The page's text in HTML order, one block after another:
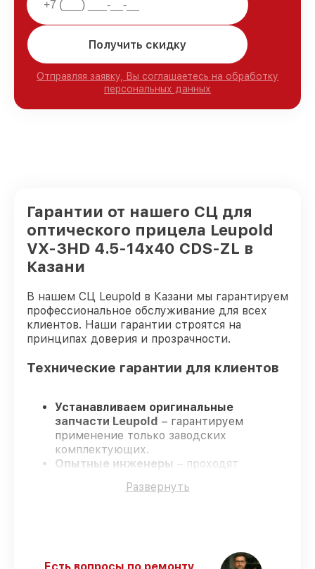
Получить скидку
Отправляя заявку, Вы соглашаетесь на обработку
персональных данных
Гарантии от нашего СЦ для
оптического прицела Leupold
VX-3HD 4.5-14x40 CDS-ZL в
Казани
В нашем СЦ Leupold в Казани мы гарантируем
профессиональное обслуживание для всех
клиентов. Наши гарантии строятся на
принципах доверия и прозрачности.
Технические гарантии для клиентов
Устанавливаем оригинальные
запчасти Leupold – гарантируем
применение только заводских
комплектующих.
Опытные инженеры – проходят
гарантирует качество выполняемых
договоренности.
Развернуть